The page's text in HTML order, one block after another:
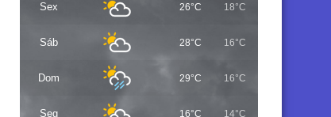
Sex 26°C 18°C
Sáb 28°C 16°C
Dom 29°C 16°C
Seg 16°C 14°C